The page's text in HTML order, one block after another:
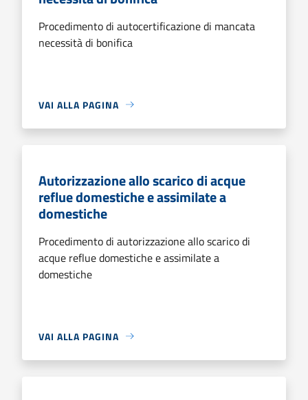
Procedimento di autocertificazione di mancata
necessità di bonifica
VAI ALLA PAGINA
Autorizzazione allo scarico di acque
reflue domestiche e assimilate a
domestiche
Procedimento di autorizzazione allo scarico di
acque reflue domestiche e assimilate a
domestiche
VAI ALLA PAGINA